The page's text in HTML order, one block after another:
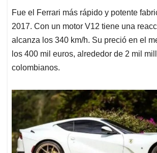
Fue el Ferrari más rápido y potente
2017. Con un motor V12 tiene una
alcanza los 340 km/h. Su preció en el
los 400 mil euros, alrededor de 2 mil
colombianos.